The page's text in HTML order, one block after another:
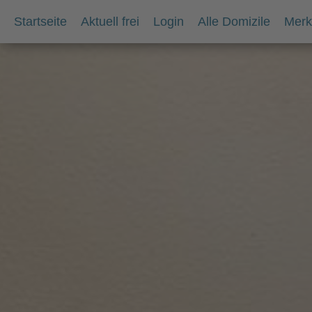
Startseite Aktuell frei Login Alle Domizile